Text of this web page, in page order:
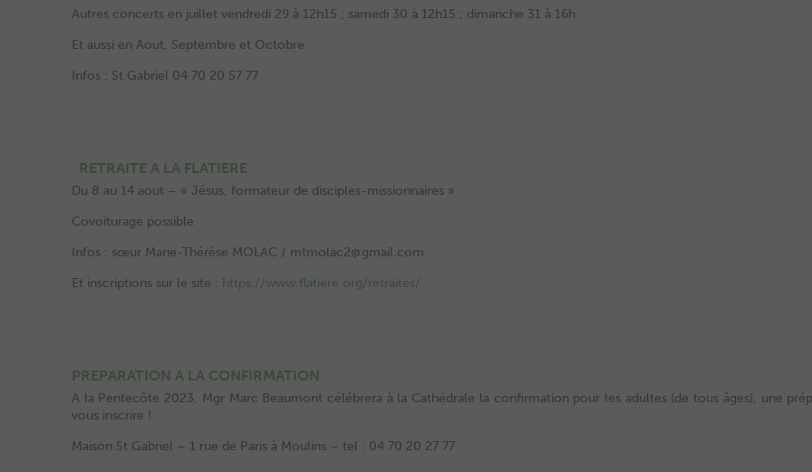
Autres concerts en juillet vendredi 29 à 12h15 ; samedi 30 à 12h15 ; dimanche 31 à 16h
Et aussi en Aout, Septembre et Octobre
Infos : St Gabriel 04 70 20 57 77
RETRAITE A LA FLATIERE
Du 8 au 14 aout – « Jésus, formateur de disciples-missionnaires »
Covoiturage possible
Infos : sœur Marie-Thérèse MOLAC / mtmolac2@gmail.com
Et inscriptions sur le site : https://www.flatiere.org/retraites/
PREPARATION A LA CONFIRMATION
A la Pentecôte 2023, Mgr Marc Beaumont célébrera à la Cathédrale la confirmation pour les adultes (de tous âges), une
vous inscrire !
Maison St Gabriel – 1 rue de Paris à Moulins – tel : 04 70 20 27 77